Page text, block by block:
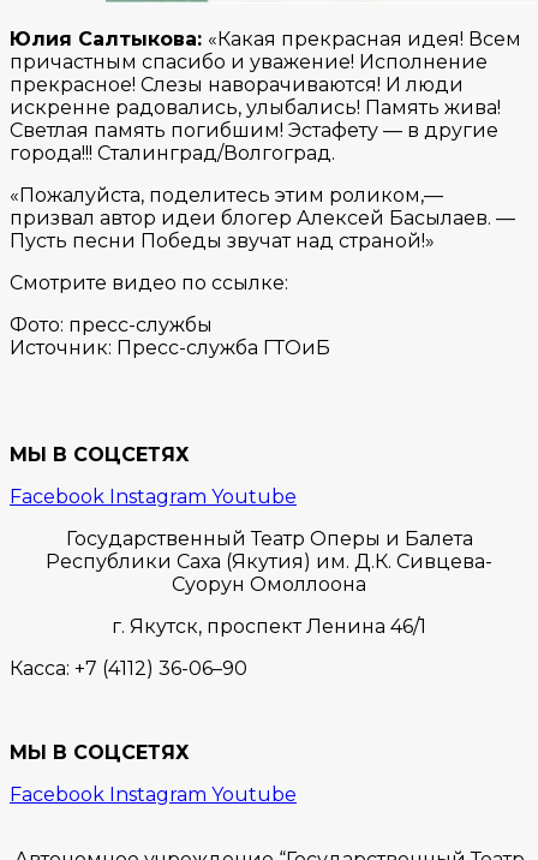
Юлия Салтыкова: «Какая прекрасная идея! Всем
причастным спасибо и уважение! Исполнение
прекрасное! Слезы наворачиваются! И люди
искренне радовались, улыбались! Память жива!
Светлая память погибшим! Эстафету — в другие
города!!! Сталинград/Волгоград.
«Пожалуйста, поделитесь этим роликом,—
призвал автор идеи блогер Алексей Басылаев. —
Пусть песни Победы звучат над страной!»
Смотрите видео по ссылке:
Фото: пресс-службы
Источник: Пресс-служба ГТОиБ
МЫ В СОЦСЕТЯХ
Facebook Instagram Youtube
Государственный Театр Оперы и Балета
Республики Саха (Якутия) им. Д.К. Сивцева-
Суорун Омоллоона
г. Якутск, проспект Ленина 46/1
Касса: +7 (4112) 36-06–90
МЫ В СОЦСЕТЯХ
Facebook Instagram Youtube